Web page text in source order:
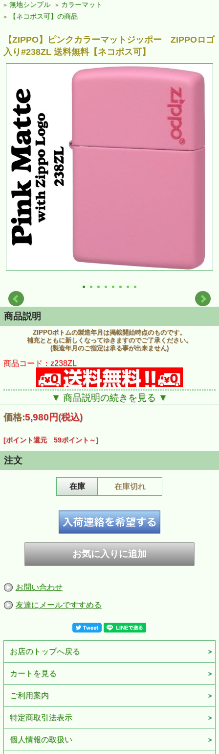
> 無地シンプル > カラーマット
> 【ネコポス可】の商品
【ZIPPO】ピンクカラーマットジッポー ZIPPOロゴ
入り#238ZL 送料無料【ネコポス可】
商品説明
ZIPPOボトムの製造年月は掲載開始時点のものです。
補充とともに新しくなってゆきますのでご了承ください。
(製造年月のご指定は承る事が出来ません)
商品コード：z238ZL
【ZIPPO】ピンクカラーマットジッポー ZIPPOロゴ入り
お求め安い価格とシンプルなデザインで人気のＺＩＰＰＯ社定番マット
▼ 商品説明の続きを見る ▼
価格:5,980円(税込)
[ポイント還元 59ポイント～]
注文
在庫 在庫切れ
お問い合わせ
友達にメールですすめる
お店のトップへ戻る
カートを見る
ご利用案内
特定商取引法表示
個人情報の取扱い